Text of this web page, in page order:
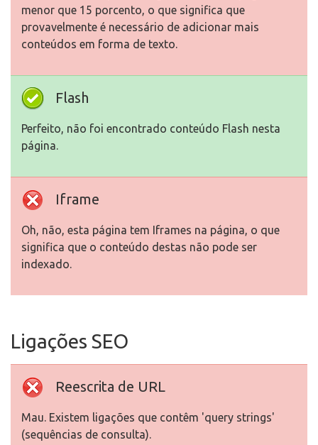
menor que 15 porcento, o que significa que
provavelmente é necessário de adicionar mais
conteúdos em forma de texto.
Flash
Perfeito, não foi encontrado conteúdo Flash nesta
página.
Iframe
Oh, não, esta página tem Iframes na página, o que
significa que o conteúdo destas não pode ser
indexado.
Ligações SEO
Reescrita de URL
Mau. Existem ligações que contêm 'query strings'
(sequências de consulta).